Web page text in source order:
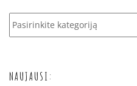
mityba
NAUJAUSI: